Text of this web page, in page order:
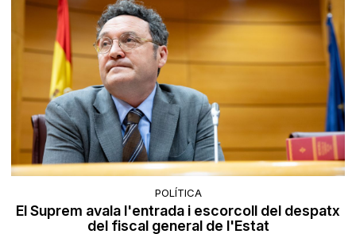
POLÍTICA
El Suprem avala l'entrada i escorcoll del despatx
del fiscal general de l'Estat